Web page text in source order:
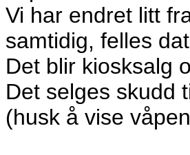
Vi har endret litt
samtidig, felles
Det blir kiosksalg
Det selges skudd
(husk å vise